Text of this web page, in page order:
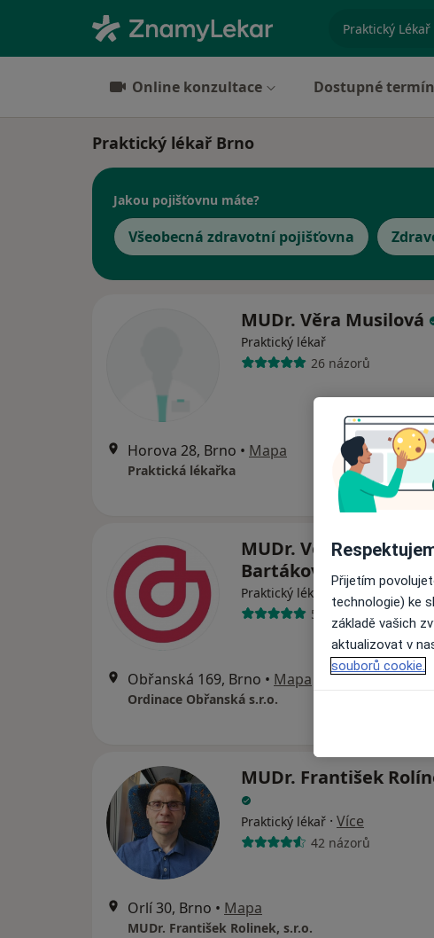
specializace,
Online konzultace Dostupné
Praktický lékař Brno
Jakou pojišťovnu máte?
Všeobecná zdravotní pojišťovna
MUDr. Věra Musilová
Praktický lékař
26 názorů
Horova 28, Brno • Mapa
Praktická lékařka
MUDr. Vendula
Bartáková
Praktický lékař Více
5 názorů
Obřanská 169, Brno • Mapa
Ordinace Obřanská s.r.o.
MUDr. František
Praktický lékař · Více
42 názorů
Orlí 30, Brno • Mapa
MUDr. František Rolinek, s.r.o.
Přijetím
technologie) ke
základě vašich
aktualizovat v
souborů cookie.